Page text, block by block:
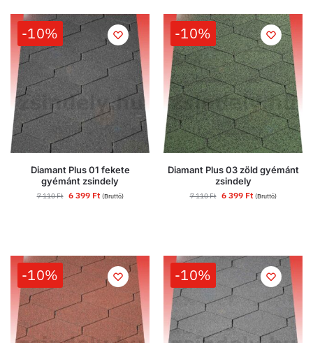
-10%
Diamant Plus 01 fekete
gyémánt zsindely
7 110Ft 6 399 Ft (Bruttó)
-10%
Diamant Plus 03 zöld gyémánt
zsindely
7 110Ft 6 399 Ft (Bruttó)
-10% -10%